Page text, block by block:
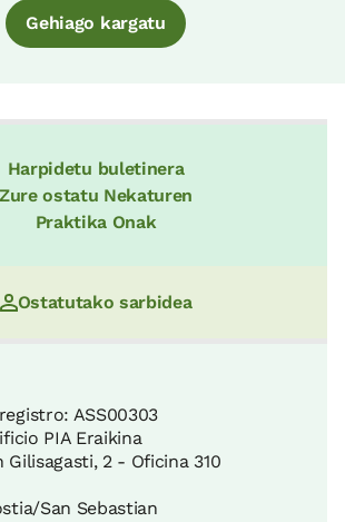
Gehiago kargatu
Harpidetu buletinera
Zure ostatu Nekaturen
Praktika Onak
Ostatutako sarbidea
ASS00303
PIA Eraikina
Gilisagasti, 2 - Oficina 310
San Sebastian